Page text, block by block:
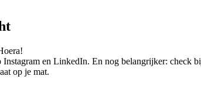
en LinkedIn. En nog belangrijker:
op je mat.